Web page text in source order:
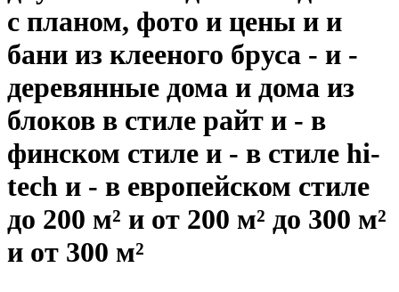
с планом, фото и цены и и
бани из клееного бруса - и -
деревянные дома и дома из
блоков в стиле райт и - в
финском стиле и - в стиле hi-
tech и - в европейском стиле
до 200 м² и от 200 м² до 300 м²
и от 300 м²